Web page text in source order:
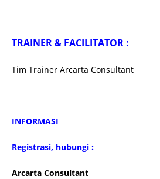
TRAINER & FACILITATOR :
Tim Trainer Arcarta Consultant
INFORMASI
Registrasi, hubungi :
Arcarta Consultant